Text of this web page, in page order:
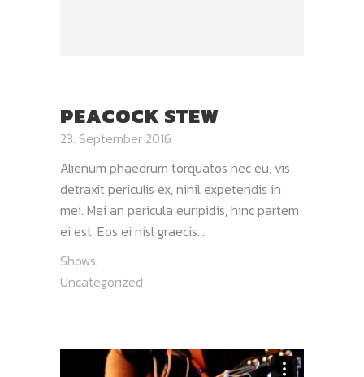
PEACOCK STEW
23. September 2016
Alienum phaedrum torquatos nec eu, vis
detraxit periculis ex, nihil expetendis in
mei. Mei an pericula euripidis, hinc partem
ei est. Eos ei nisl graecis....
Shows,
Uncategorized